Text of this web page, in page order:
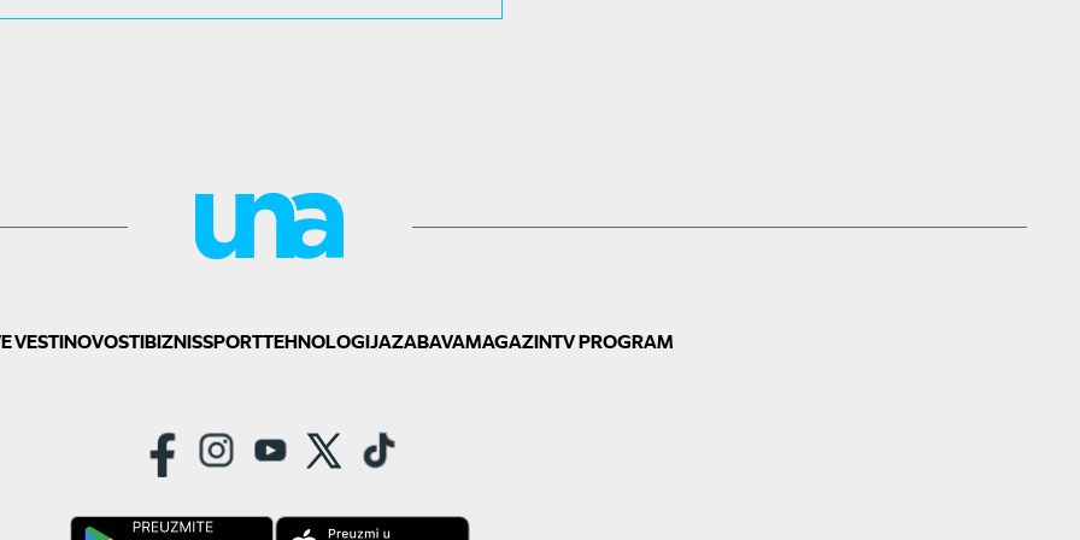
VESTINOVOSTIBIZNISSPORTTEHNOLOGIJAZABAVAMAGAZINTV PROGRAM